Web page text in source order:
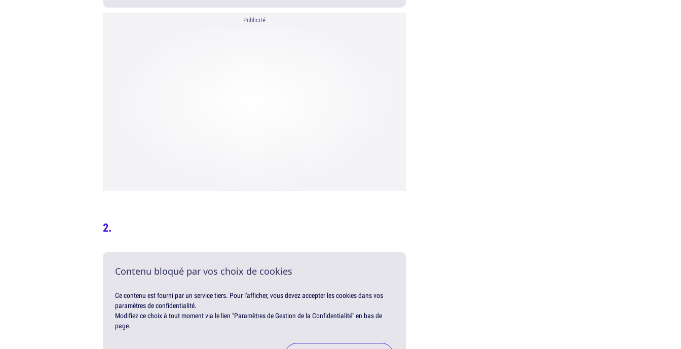
Publicité
Contenu bloqué par vos choix de cookies
Ce contenu est fourni par un service tiers. Pour l'afficher, vous devez accepter les cookies dans vos
paramètres de confidentialité.
Modifiez ce choix à tout moment via le lien "Paramètres de Gestion de la Confidentialité" en bas de
page.